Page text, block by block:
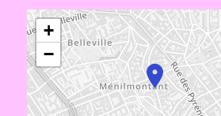
+
−